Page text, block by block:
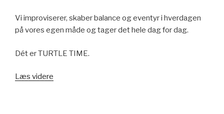
Vi improviserer, skaber balance og eventyr i hverdagen
på vores egen måde og tager det hele dag for dag.
Dét er TURTLE TIME.
Læs videre